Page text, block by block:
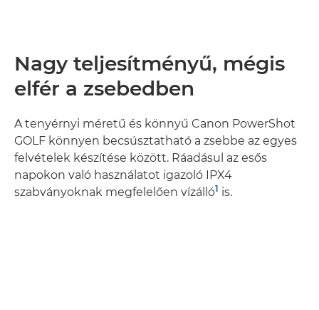
Nagy teljesítményű, mégis
elfér a zsebedben
A tenyérnyi méretű és könnyű Canon PowerShot
GOLF könnyen becsúsztatható a zsebbe az egyes
felvételek készítése között. Ráadásul az esős
napokon való használatot igazoló IPX4
szabványoknak megfelelően vízálló1 is.